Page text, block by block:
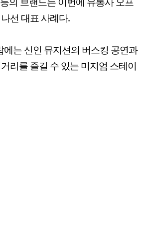
선 대표 사례다.
에는 신인 뮤지션의 버스킹 공연과
리를 즐길 수 있는 미지엄 스테이